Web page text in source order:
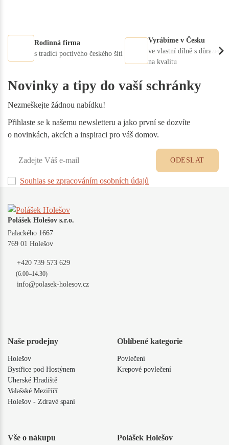
Rodinná firma
s tradicí poctivého českého šití
Vyrábíme v Česku
ve vlastní dílně s důrazem
na kvalitu
Novinky a tipy do vaší schránky
Nezmeškejte žádnou nabídku!
Přihlaste se k našemu newsletteru a jako první se dozvíte
o novinkách, akcích a inspiraci pro váš domov.
Souhlas se zpracováním osobních údajů
ODESLAT
Polášek Holešov s.r.o.
Palackého 1667
769 01 Holešov
+420 739 573 629
(6:00–14:30)
info@polasek-holesov.cz
Naše prodejny
Holešov
Bystřice pod Hostýnem
Uherské Hradiště
Valašské Meziříčí
Holešov - Zdravé spaní
Oblíbené kategorie
Povlečení
Krepové povlečení
Vše o nákupu Polášek Holešov